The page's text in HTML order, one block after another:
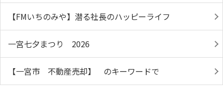
【FMいちのみや】潜る社長のハッピーライフ
一宮七夕まつり 2026
【一宮市 不動産売却】 のキーワードで